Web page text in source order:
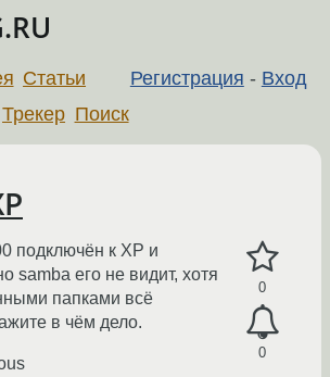
Регистрация - Вход
Статьи
Трекер Поиск
0
0
подключён к XP и
samba его не видит, хотя
папками всё
в чём дело.